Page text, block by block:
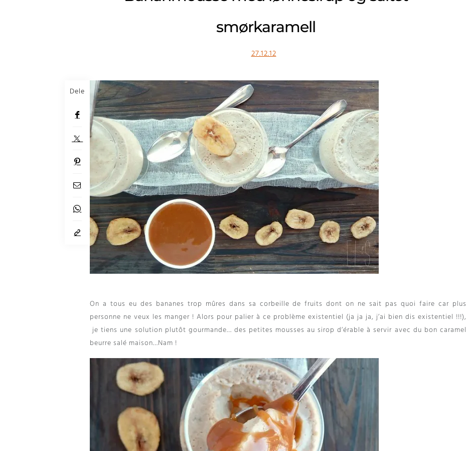
smørkaramell
27.12.12
Dele
On a tous eu des bananes trop mûres dans sa corbeille de fruits dont on ne sait pas quoi faire car plus
personne ne veux les manger !Alors pour palier à ce problème existentiel (ja ja ja,j’ai bien dis existentiel !!!),
je tiens une solution plutôt gourmande… des petites mousses au sirop d’érable à servir avec du bon caramel
beurre salé maison…Nam !